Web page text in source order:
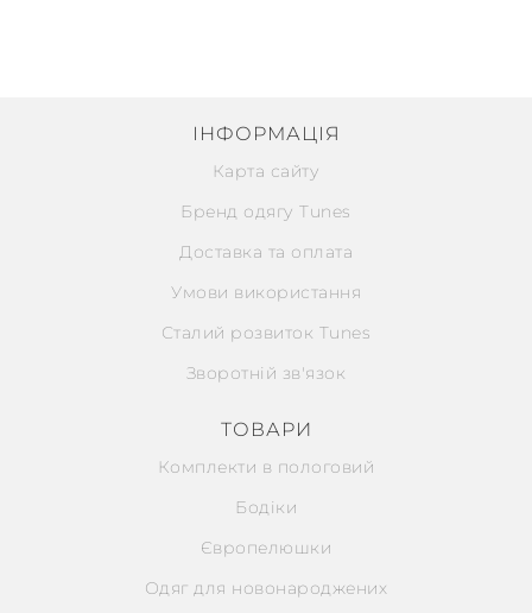
ІНФОРМАЦІЯ
Карта сайту
Бренд одягу Tunes
Доставка та оплата
Умови використання
Сталий розвиток Tunes
Зворотній зв'язок
ТОВАРИ
Комплекти в пологовий
Бодіки
Європелюшки
Одяг для новонароджених